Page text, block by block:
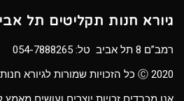
גיורא חנות תקליטים תל
רמב”ם 8 תל אביב טל:
054-7888265
Ⓒ 2020 כל הזכויות שמורות לגיורא חנות תקליטים